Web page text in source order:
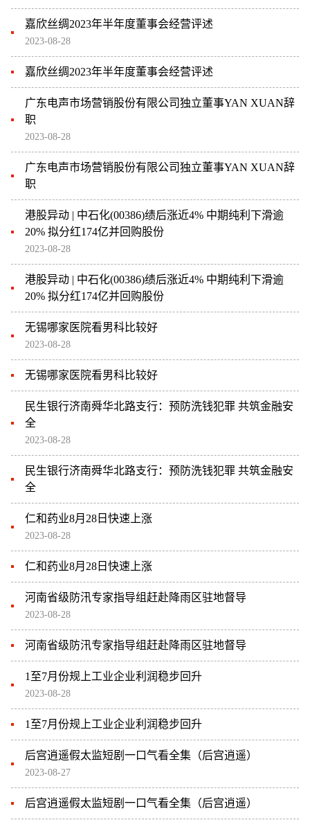
嘉欣丝绸2023年半年度董事会经营评述
2023-08-28
嘉欣丝绸2023年半年度董事会经营评述
广东电声市场营销股份有限公司独立董事YAN XUAN辞
职
2023-08-28
广东电声市场营销股份有限公司独立董事YAN XUAN辞
职
港股异动 | 中石化(00386)绩后涨近4% 中期纯利下滑逾
20% 拟分红174亿并回购股份
2023-08-28
港股异动 | 中石化(00386)绩后涨近4% 中期纯利下滑逾
20% 拟分红174亿并回购股份
无锡哪家医院看男科比较好
2023-08-28
无锡哪家医院看男科比较好
民生银行济南舜华北路支行：预防洗钱犯罪 共筑金融安
全
2023-08-28
民生银行济南舜华北路支行：预防洗钱犯罪 共筑金融安
全
仁和药业8月28日快速上涨
2023-08-28
仁和药业8月28日快速上涨
河南省级防汛专家指导组赶赴降雨区驻地督导
2023-08-28
河南省级防汛专家指导组赶赴降雨区驻地督导
1至7月份规上工业企业利润稳步回升
2023-08-28
1至7月份规上工业企业利润稳步回升
后宫逍遥假太监短剧一口气看全集（后宫逍遥）
2023-08-27
后宫逍遥假太监短剧一口气看全集（后宫逍遥）